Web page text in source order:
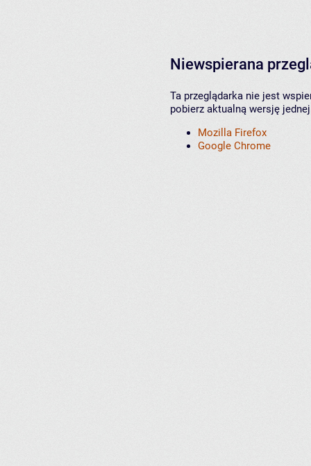
Niewspierana
Ta przeglądarka nie jest
pobierz aktualną wersję
Mozilla Firefox
Google Chrome